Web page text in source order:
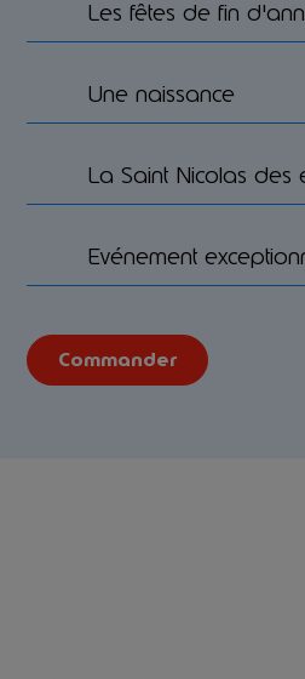
Les fêtes de fin
Une naissance
La Saint Nicolas des
Evénement
Commander